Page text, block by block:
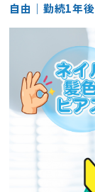
自由｜勤続1年